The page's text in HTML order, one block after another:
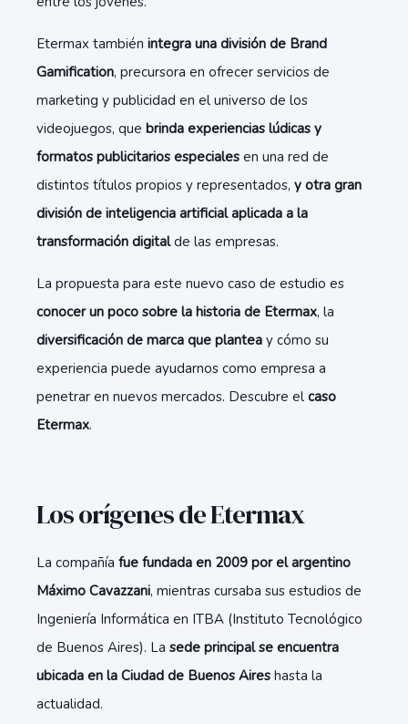
Etermax también integra una división de Brand
Gamification, precursora en ofrecer servicios de
marketing y publicidad en el universo de los
videojuegos, que brinda experiencias lúdicas y
formatos publicitarios especiales en una red de
distintos títulos propios y representados, y otra gran
división de inteligencia artificial aplicada a la
transformación digitalde las empresas.
La propuesta para este nuevo caso de estudio es
conocer un poco sobre la historia de Etermax, la
diversificación de marca que plantea y cómo su
experiencia puede ayudarnos como empresa a
penetrar en nuevos mercados. Descubre el caso
Etermax.
Los orígenes de Etermax
La compañía fue fundada en 2009 por el argentino
Máximo Cavazzani, mientras cursaba sus estudios de
Ingeniería Informática en ITBA (Instituto Tecnológico
de Buenos Aires). La sede principal se encuentra
ubicada en la Ciudad de Buenos Aires hasta la
actualidad.